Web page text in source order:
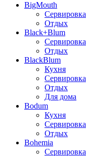
BigMouth
Сервировка
Отдых
Black+Blum
Сервировка
Отдых
BlackBlum
Кухня
Сервировка
Отдых
Для дома
Bodum
Кухня
Сервировка
Отдых
Bohemia
Сервировка